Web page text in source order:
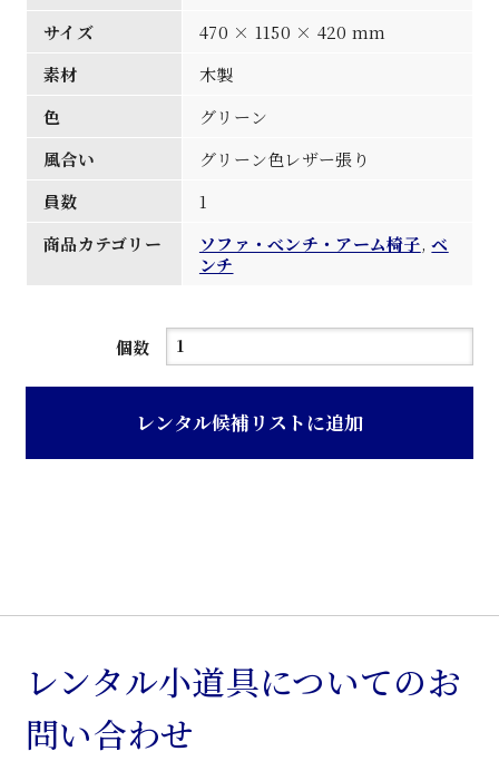
サイズ
470 × 1150 × 420 mm
素材
木製
色
グリーン
風合い
グリーン色レザー張り
員数
1
商品カテゴリー
ソファ・べンチ・アーム椅子,ベ
ンチ
個数
グ
ン
し
ベ
ン
レンタル候補リストに追加
レンタル小道具についてのお
問い合わせ